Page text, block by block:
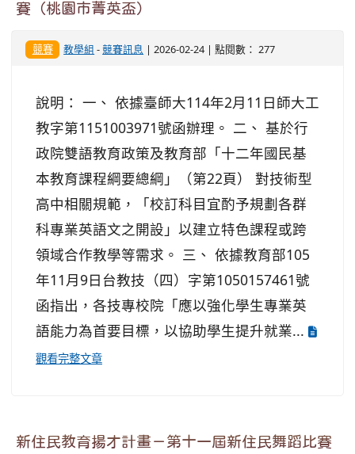
賽（桃園市菁英盃）
競賽 教學組 -競賽訊息 | 2026-02-24 | 點閱數： 277
說明： 一、 依據臺師大114年2月11日師大工
教字第1151003971號函辦理。 二、 基於行
政院雙語教育政策及教育部「十二年國民基
本教育課程綱要總綱」（第22頁） 對技術型
高中相關規範，「校訂科目宜酌予規劃各群
科專業英語文之開設」以建立特色課程或跨
領域合作教學等需求。 三、 依據教育部105
年11月9日台教技（四）字第1050157461號
函指出，各技專校院「應以強化學生專業英
語能力為首要目標，以協助學生提升就業...
觀看完整文章
新住民教育揚才計畫－第十一屆新住民舞蹈比賽